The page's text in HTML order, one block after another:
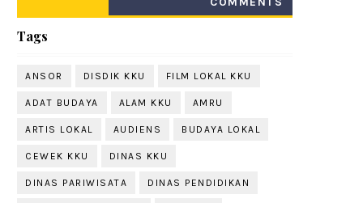
Tags
ANSOR DISDIK KKU FILM LOKAL KKU
ADAT BUDAYA ALAM KKU AMRU
ARTIS LOKAL AUDIENS BUDAYA LOKAL
CEWEK KKU DINAS KKU
DINAS PARIWISATA DINAS PENDIDIKAN